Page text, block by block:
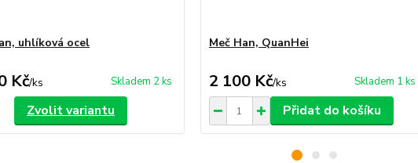
uhlíková ocel
Kč/ks Skladem 2 ks
Zvolit variantu
Meč Han, QuanHei
2 100 Kč/ks Skladem 1 ks
Přidat do košíku